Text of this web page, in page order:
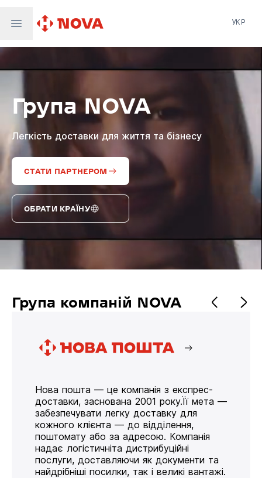
Nova Global
Nova Digital
Supernova Airlines
УКР
Група NOVA
Легкість доставки для життя та бізнесу
СТАТИ ПАРТНЕРОМ
ОБРАТИ КРАЇНУ
Група компаній NOVA
Нова пошта — це компанія з експрес-
доставки, заснована 2001 року.Її мета —
забезпечувати легку доставку для
кожного клієнта — до відділення,
поштомату або за адресою. Компанія
надає логістичніта дистрибуційні
послуги, доставляючи як документи та
найдрібніші посилки, так і великі вантажі.